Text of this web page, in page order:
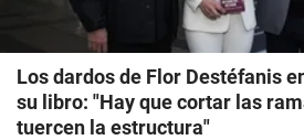
Los dardos de Flor Destéfanis
su libro: "Hay que cortar las
tuercen la estructura"